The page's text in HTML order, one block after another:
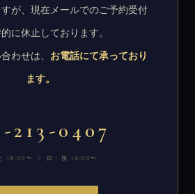
が、現在メールでのご予約受付
に休止しております。
わせは、 お電話にて承っており
ます。
213-0407
18:00〜 ／ 日・祝 16:00〜